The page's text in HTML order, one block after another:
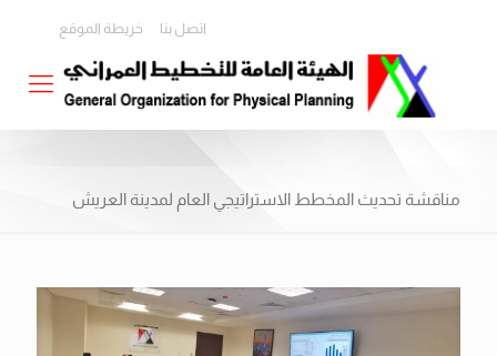
اتصل بنا خريطة الموقع
مناقشة تحديث المخطط الاستراتيجي العام لمدينة العريش